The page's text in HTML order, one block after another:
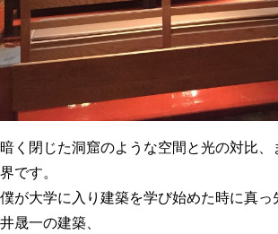
暗く閉じた洞窟のような空間と光の対比
界です。
僕が大学に入り建築を学び始めた時に真っ
井晟一の建築、